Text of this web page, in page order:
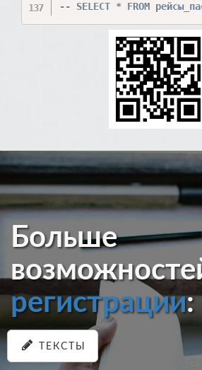
-- SELECT * FROM
Больше
регистрации:
ТЕКСТЫ